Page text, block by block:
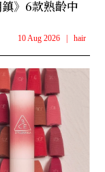
》6款熟齡中
10 Aug 2026 hair